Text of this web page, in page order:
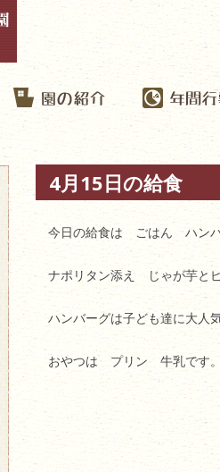
4月15日の給食
今日の給食は ごはん ハン
ナポリタン添え じゃが芋と
ハンバーグは子ども達に大人
おやつは プリン 牛乳です